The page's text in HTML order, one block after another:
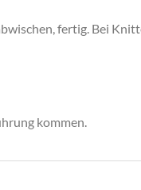
fertig. Bei
kommen.